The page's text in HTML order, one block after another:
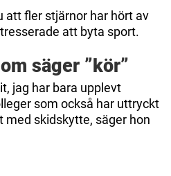
att fler stjärnor har hört av
att byta sport.
säger ”kör”
jag har bara upplevt
som också har uttryckt
med skidskytte, säger hon